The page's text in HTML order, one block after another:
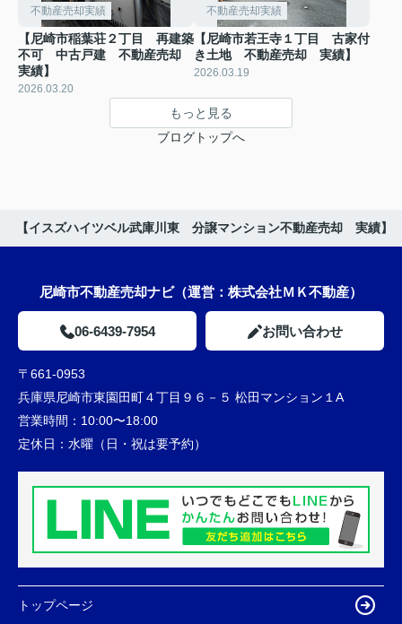
不動産売却実績
【尼崎市稲葉荘２丁目 再建築
不可 中古戸建 不動産売却
実績】
2026.03.20
不動産売却実績
【尼崎市若王寺１丁目 古家付
き土地 不動産売却 実績】
2026.03.19
もっと見る
ブログトップへ
【イスズハイツベル武庫川東 分譲マンション不動産売却 実績】
尼崎市不動産売却ナビ（運営：株式会社ＭＫ不動産）
06-6439-7954 お問い合わせ
〒661-0953
兵庫県尼崎市東園田町４丁目９６－５ 松田マンション１A
営業時間： 10:00〜18:00
定休日： 水曜（日・祝は要予約）
トップページ